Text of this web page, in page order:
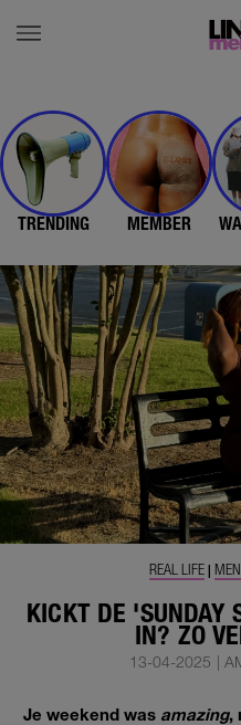
TRENDING MEMBER
KICKT DE 'SUNDAY
IN? ZO
REAL LIFE |
13-04-2025 |
Je weekend was amazing,